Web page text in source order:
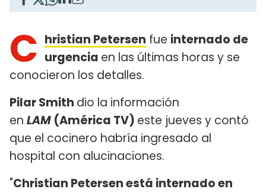
C hristian Petersen fue internado de
urgencia en las últimas horas y se
conocieron los detalles.
Pilar Smith dio la información
en LAM (América TV) este jueves y contó
que el cocinero habría ingresado al
hospital con alucinaciones.
"Christian Petersen está internado en